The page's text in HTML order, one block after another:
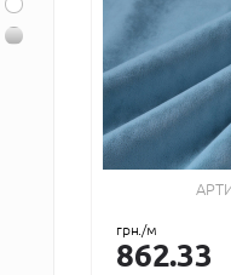
грн./м
862.33